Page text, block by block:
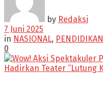
by Redaksi
7 Juni 2025
in NASIONAL, PENDIDIKAN
0